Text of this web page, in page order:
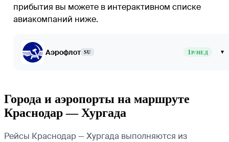
прибытия вы можете в интерактивном списке
авиакомпаний ниже.
Аэрофлот SU 1Р/НЕД ▾
Города и аэропорты на маршруте
Краснодар — Хургада
Рейсы Краснодар — Хургада выполняются из